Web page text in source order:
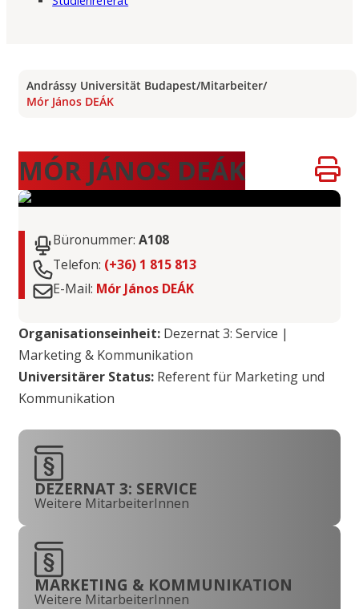
Andrássy Universität Budapest/Mitarbeiter/
Mór János DEÁK
MÓR JÁNOS DEÁK
Büronummer: A108
Telefon: (+36) 1 815 813
E-Mail: Mór János DEÁK
Organisationseinheit: Dezernat 3: Service |
Marketing & Kommunikation
Universitärer Status: Referent für Marketing und
Kommunikation
DEZERNAT 3: SERVICE
Weitere MitarbeiterInnen
MARKETING & KOMMUNIKATION
Weitere MitarbeiterInnen